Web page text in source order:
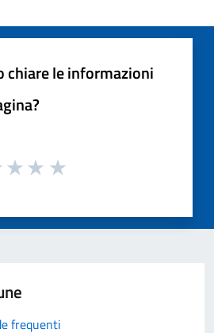
chiare le informazioni
frequenti